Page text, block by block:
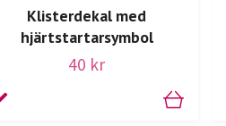
Klisterdekal med
hjärtstartarsymbol
40 kr